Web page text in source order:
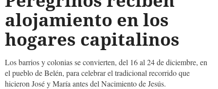
alojamiento en los
hogares capitalinos
Los barrios y colonias se convierten, del 16 al 24 de diciembre, en
el pueblo de Belén, para celebrar el tradicional recorrido que
hicieron José y María antes del Nacimiento de Jesús.